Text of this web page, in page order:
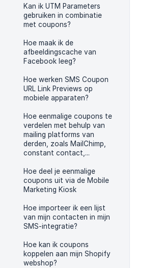
Kan ik UTM Parameters
gebruiken in combinatie
met coupons?
Hoe maak ik de
afbeeldingscache van
Facebook leeg?
Hoe werken SMS Coupon
URL Link Previews op
mobiele apparaten?
Hoe eenmalige coupons te
verdelen met behulp van
mailing platforms van
derden, zoals MailChimp,
constant contact,...
Hoe deel je eenmalige
coupons uit via de Mobile
Marketing Kiosk
Hoe importeer ik een lijst
van mijn contacten in mijn
SMS-integratie?
Hoe kan ik coupons
koppelen aan mijn Shopify
webshop?